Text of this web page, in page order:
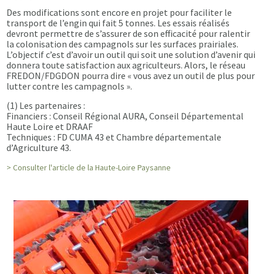
Des modifications sont encore en projet pour faciliter le
transport de l’engin qui fait 5 tonnes. Les essais réalisés
devront permettre de s’assurer de son efficacité pour ralentir
la colonisation des campagnols sur les surfaces prairiales.
L’objectif c’est d’avoir un outil qui soit une solution d’avenir qui
donnera toute satisfaction aux agriculteurs. Alors, le réseau
FREDON/FDGDON pourra dire « vous avez un outil de plus pour
lutter contre les campagnols ».
(1) Les partenaires :
Financiers : Conseil Régional AURA, Conseil Départemental
Haute Loire et DRAAF
Techniques : FD CUMA 43 et Chambre départementale
d’Agriculture 43.
> Consulter l'article de la Haute-Loire Paysanne